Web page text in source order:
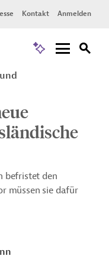
Kontakt Anmelden
befristet den
müssen sie dafür